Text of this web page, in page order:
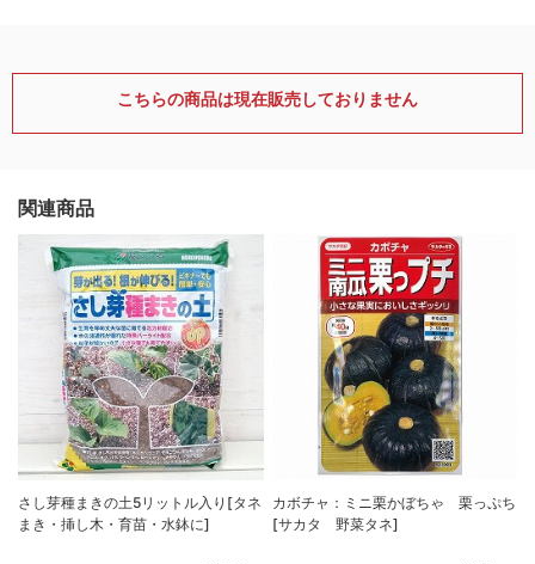
こちらの商品は現在販売しておりません
関連商品
さし芽種まきの土5リットル入り[タネ
まき・挿し木・育苗・水鉢に]
カボチャ：ミニ栗かぼちゃ 栗っぷち
[サカタ 野菜タネ]